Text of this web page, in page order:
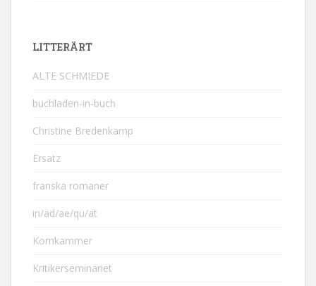
LITTERÄRT
ALTE SCHMIEDE
buchladen-in-buch
Christine Bredenkamp
Ersatz
franska romaner
in/ad/ae/qu/at
Kornkammer
Kritikerseminariet